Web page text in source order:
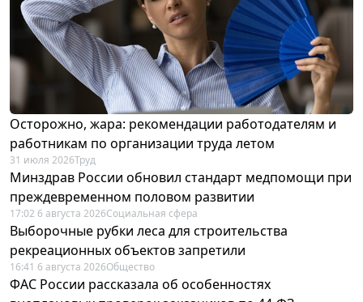
Осторожно, жара: рекомендации работодателям и
работникам по организации труда летом
31 июля 2026Труд
Минздрав России обновил стандарт медпомощи при
преждевременном половом развитии
17:02 6 августа 2026Социальная сфера
Выборочные рубки леса для строительства
рекреационных объектов запретили
16:41 6 августа 2026Общество
ФАС России рассказала об особенностях